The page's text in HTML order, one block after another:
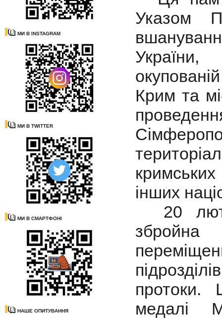
МИ В INSTAGRAM
МИ В TWITTER
МИ В СМАРТФОНІ
НАШЕ ОПИТУВАННЯ
Указом
Крим та
інших
20
збройна
протоки.
медалі